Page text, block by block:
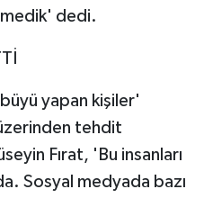
dedi.
yapan kişiler'
tehdit
Fırat, 'Bu insanları
Sosyal medyada bazı